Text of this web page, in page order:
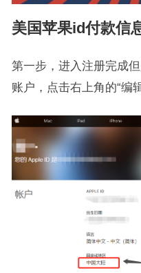
美国苹果id付款信
第一步，进入注册完成
账户，点击右上角的“编